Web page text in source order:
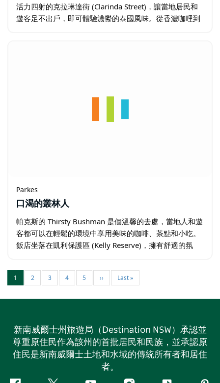
活力四射的克拉琳達街 (Clarinda Street)，讓當地居民和
遊客足不出戶，即可體驗濃鬱的泰國風味。從香濃咖哩到
Parkes
口渴的叢林人
帕克斯的 Thirsty Bushman 是個溫馨的去處，當地人和遊
客都可以在輕鬆的環境中享用美味的咖啡、茶點和小吃。
飯店坐落在凱利保護區 (Kelly Reserve)，擁有舒適的氛
1 2 3 4 5 ›› Last »
新南威爾士州旅遊局（Destination NSW）承認並
尊重原住民作為該州的首批居民和民族，並承認原
住民是新南威爾士土地和水域的傳統所有者和居住
者。